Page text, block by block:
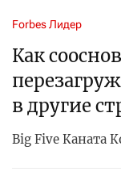
Forbes Лидер
Как
в другие
Big Five Каната